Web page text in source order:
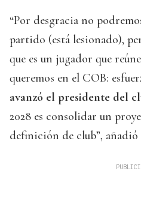
“Por desgracia no
partido (está lesionado),
que es un jugador que
queremos en el COB:
avanzó el presidente del
2028 es consolidar un
definición de club”, añadió